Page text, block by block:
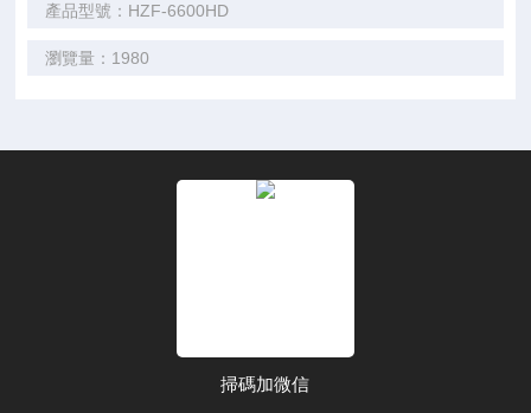
產品型號：HZF-6600HD
瀏覽量：1980
掃碼加微信